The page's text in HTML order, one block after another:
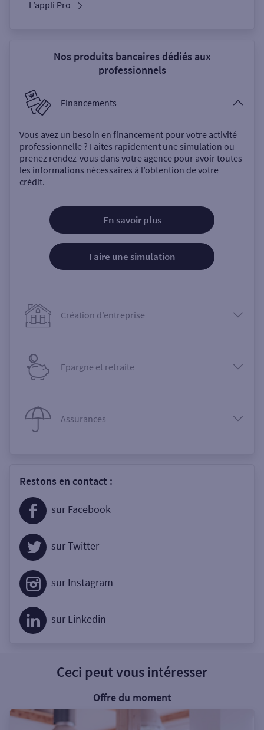
L’appli Pro
Nos produits bancaires dédiés aux
professionnels
Financements
Vous avez un besoin en financement pour votre activité
professionnelle ? Faites rapidement une simulation ou
prenez rendez-vous dans votre agence pour avoir toutes
les informations nécessaires à l’obtention de votre
crédit.
En savoir plus
Faire une simulation
Création d’entreprise
Epargne et retraite
Assurances
Restons en contact :
sur Facebook
sur Twitter
sur Instagram
sur Linkedin
Ceci peut vous intéresser
Offre du moment